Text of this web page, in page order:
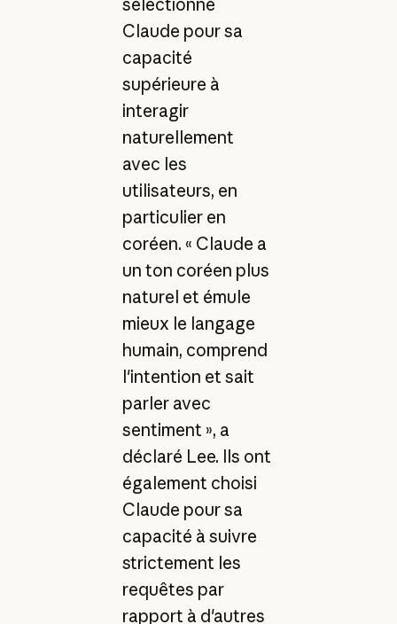
sélectionné
Claude pour sa
capacité
supérieure à
interagir
naturellement
avec les
utilisateurs, en
particulier en
coréen. « Claude a
un ton coréen plus
naturel et émule
mieux le langage
humain, comprend
l'intention et sait
parler avec
sentiment », a
déclaré Lee. Ils ont
également choisi
Claude pour sa
capacité à suivre
strictement les
requêtes par
rapport à d'autres